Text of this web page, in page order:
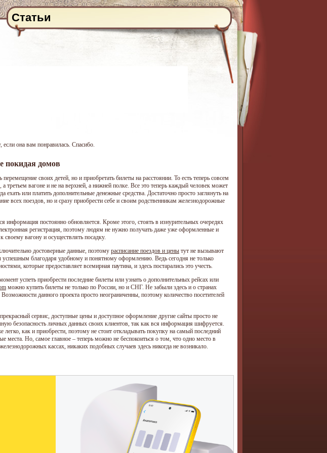
Статьи
если она вам понравилась. Спасибо.
покидая домов
своих детей, но и приобретать билеты на расстоянии. То есть теперь совсем
а третьем вагоне и не на верхней, а нижней полке. Все это теперь каждый человек может
или платить дополнительные денежные средства. Достаточно просто заглянуть на
всех поездов, но и сразу приобрести себе и своим родственникам железнодорожные
информация постоянно обновляется. Кроме этого, стоять в изнурительных очередях
регистрация, поэтому людям не нужно получать даже уже оформленные и
вагону и осуществлять посадку.
достоверные данные, поэтому расписание поездов и цены тут не вызывают
успешным благодаря удобному и понятному оформлению. Ведь сегодня не только
которые предоставляет всемирная паутина, и здесь постарались это учесть.
успеть приобрести последние билеты или узнать о дополнительных рейсах или
можно купить билеты не только по России, но и СНГ. Не забыли здесь и о странах
данного проекта просто неограниченны, поэтому количество посетителей
сервис, доступные цены и доступное оформление другие сайты просто не
безопасность личных данных своих клиентов, так как вся информация шифруется.
легко, как и приобрести, поэтому не стоит откладывать покупку на самый последний
места. Но, самое главное – теперь можно не беспокоиться о том, что одно место в
кассах, никаких подобных случаев здесь никогда не возникало.